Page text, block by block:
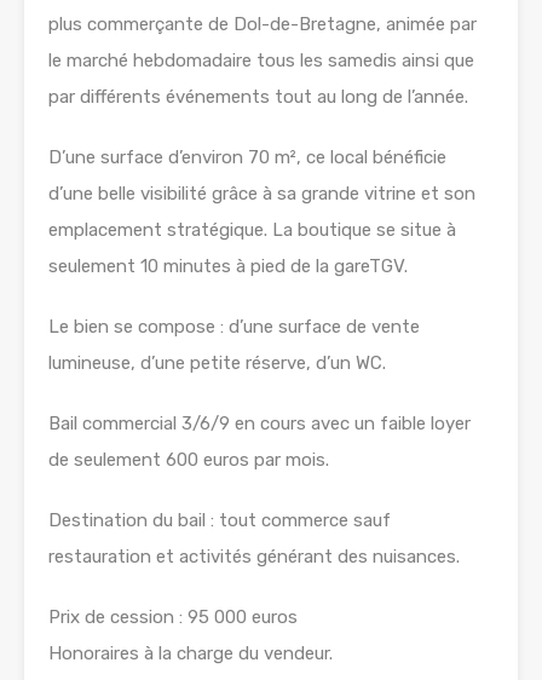
plus commerçante de Dol-de-Bretagne, animée par
le marché hebdomadaire tous les samedis ainsi que
par différents événements tout au long de l’année.
D’une surface d’environ 70 m², ce local bénéficie
d’une belle visibilité grâce à sa grande vitrine et son
emplacement stratégique. La boutique se situe à
seulement 10 minutes à pied de la gareTGV.
Le bien se compose : d’une surface de vente
lumineuse, d’une petite réserve, d’un WC.
Bail commercial 3/6/9 en cours avec un faible loyer
de seulement 600 euros par mois.
Destination du bail : tout commerce sauf
restauration et activités générant des nuisances.
Prix de cession : 95 000 euros
Honoraires à la charge du vendeur.